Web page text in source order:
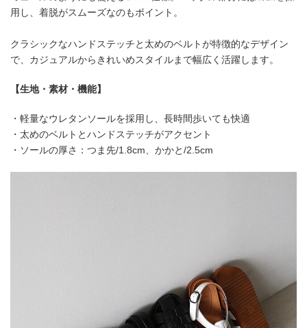
用し、着脱がスムーズなのもポイント。
クラシックなハンドステッチと太めのベルトが特徴的なデザイン
で、カジュアルからきれいめスタイルまで幅広く活躍します。
【生地・素材・機能】
・軽量なウレタンソールを採用し、長時間歩いても快適
・太めのベルトとハンドステッチがアクセント
・ソールの厚さ：つま先/1.8cm、かかと/2.5cm